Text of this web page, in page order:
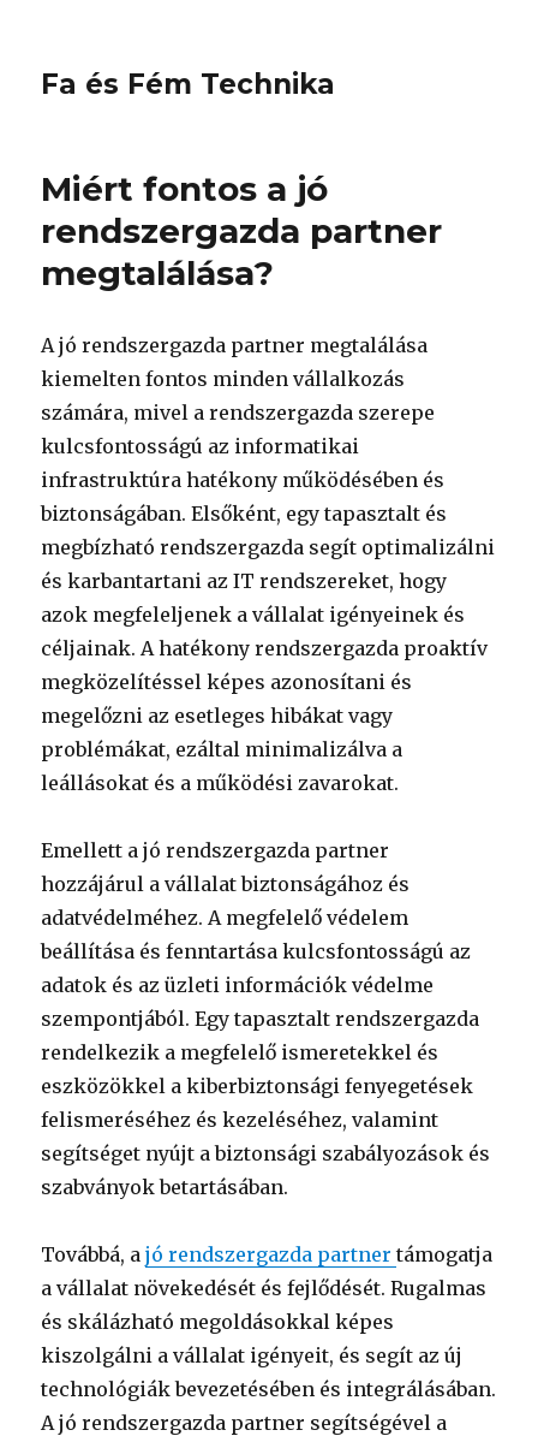
Fa és Fém Technika
Miért fontos a jó
rendszergazda partner
megtalálása?
A jó rendszergazda partner megtalálása
kiemelten fontos minden vállalkozás
számára, mivel a rendszergazda szerepe
kulcsfontosságú az informatikai
infrastruktúra hatékony működésében és
biztonságában. Elsőként, egy tapasztalt és
megbízható rendszergazda segít optimalizálni
és karbantartani az IT rendszereket, hogy
azok megfeleljenek a vállalat igényeinek és
céljainak. A hatékony rendszergazda proaktív
megközelítéssel képes azonosítani és
megelőzni az esetleges hibákat vagy
problémákat, ezáltal minimalizálva a
leállásokat és a működési zavarokat.
Emellett a jó rendszergazda partner
hozzájárul a vállalat biztonságához és
adatvédelméhez. A megfelelő védelem
beállítása és fenntartása kulcsfontosságú az
adatok és az üzleti információk védelme
szempontjából. Egy tapasztalt rendszergazda
rendelkezik a megfelelő ismeretekkel és
eszközökkel a kiberbiztonsági fenyegetések
felismeréséhez és kezeléséhez, valamint
segítséget nyújt a biztonsági szabályozások és
szabványok betartásában.
Továbbá, ajó rendszergazda partnertámogatja
a vállalat növekedését és fejlődését. Rugalmas
és skálázható megoldásokkal képes
kiszolgálni a vállalat igényeit, és segít az új
technológiák bevezetésében és integrálásában.
A jó rendszergazda partner segítségével a